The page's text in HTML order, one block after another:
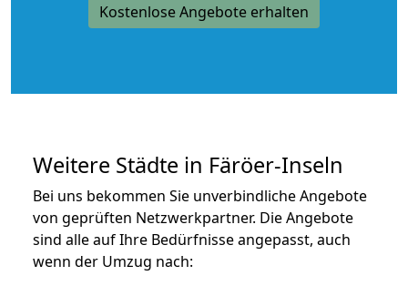
Kostenlose Angebote erhalten
Weitere Städte in Färöer-Inseln
Bei uns bekommen Sie unverbindliche Angebote
von geprüften Netzwerkpartner. Die Angebote
sind alle auf Ihre Bedürfnisse angepasst, auch
wenn der Umzug nach: